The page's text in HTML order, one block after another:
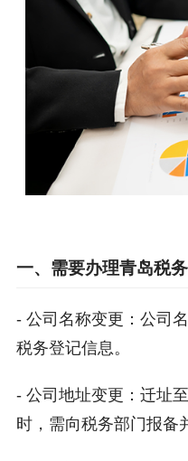
一、需要办理青岛税
- 公司名称变更：公司
税务登记信息。
- 公司地址变更：迁址
时，需向税务部门报备